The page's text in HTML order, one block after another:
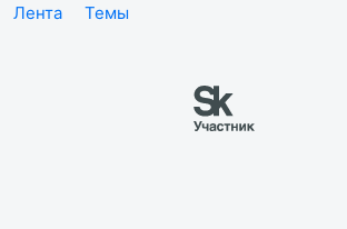
Лента
Темы